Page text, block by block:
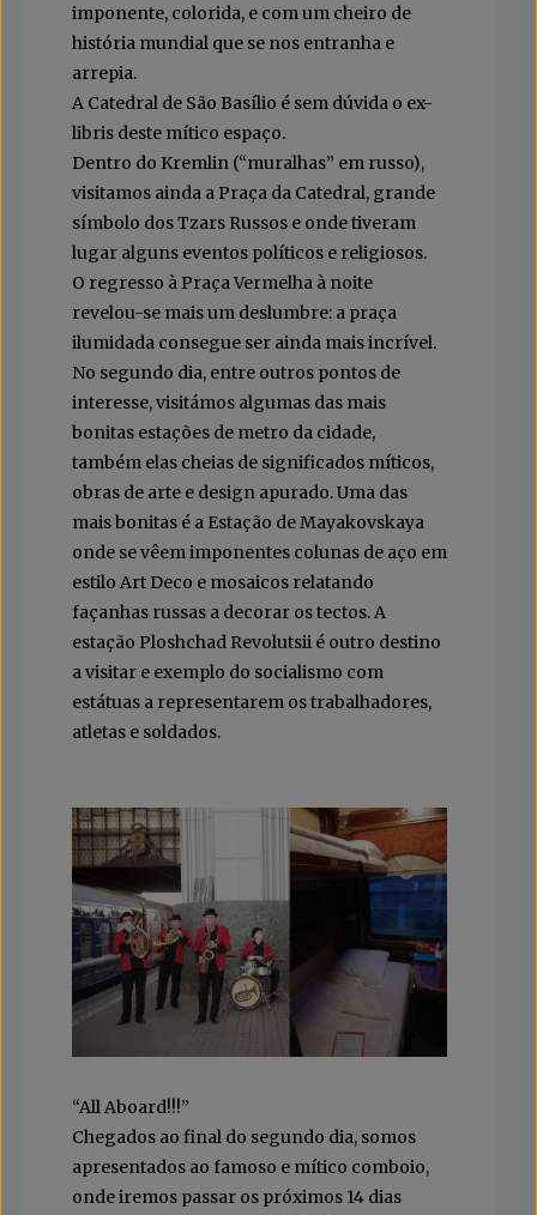
imponente, colorida, e com um cheiro de
história mundial que se nos entranha e
arrepia.
A Catedral de São Basílio é sem dúvida o ex-
libris deste mítico espaço.
Dentro do Kremlin (“muralhas” em russo),
visitamos ainda a Praça da Catedral, grande
símbolo dos Tzars Russos e onde tiveram
lugar alguns eventos políticos e religiosos.
O regresso à Praça Vermelha à noite
revelou-se mais um deslumbre: a praça
ilumidada consegue ser ainda mais incrível.
No segundo dia, entre outros pontos de
interesse, visitámos algumas das mais
bonitas estações de metro da cidade,
também elas cheias de significados míticos,
obras de arte e design apurado. Uma das
mais bonitas é a Estação de Mayakovskaya
onde se vêem imponentes colunas de aço em
estilo Art Deco e mosaicos relatando
façanhas russas a decorar os tectos. A
estação Ploshchad Revolutsii é outro destino
a visitar e exemplo do socialismo com
estátuas a representarem os trabalhadores,
atletas e soldados.
“All Aboard!!!”
Chegados ao final do segundo dia, somos
apresentados ao famoso e mítico comboio,
onde iremos passar os próximos 14 dias